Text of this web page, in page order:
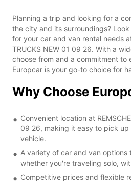
Planning a trip and looking for a
the city and its surroundings?
for your car and van rental needs
TRUCKS NEW 01 09 26. With a
choose from and a commitment to
Europcar is your go-to choice for
Why Choose
Convenient location at
09 26, making it easy to pick
vehicle.
A variety of car and van options
whether you're traveling solo,
Competitive prices and flexible